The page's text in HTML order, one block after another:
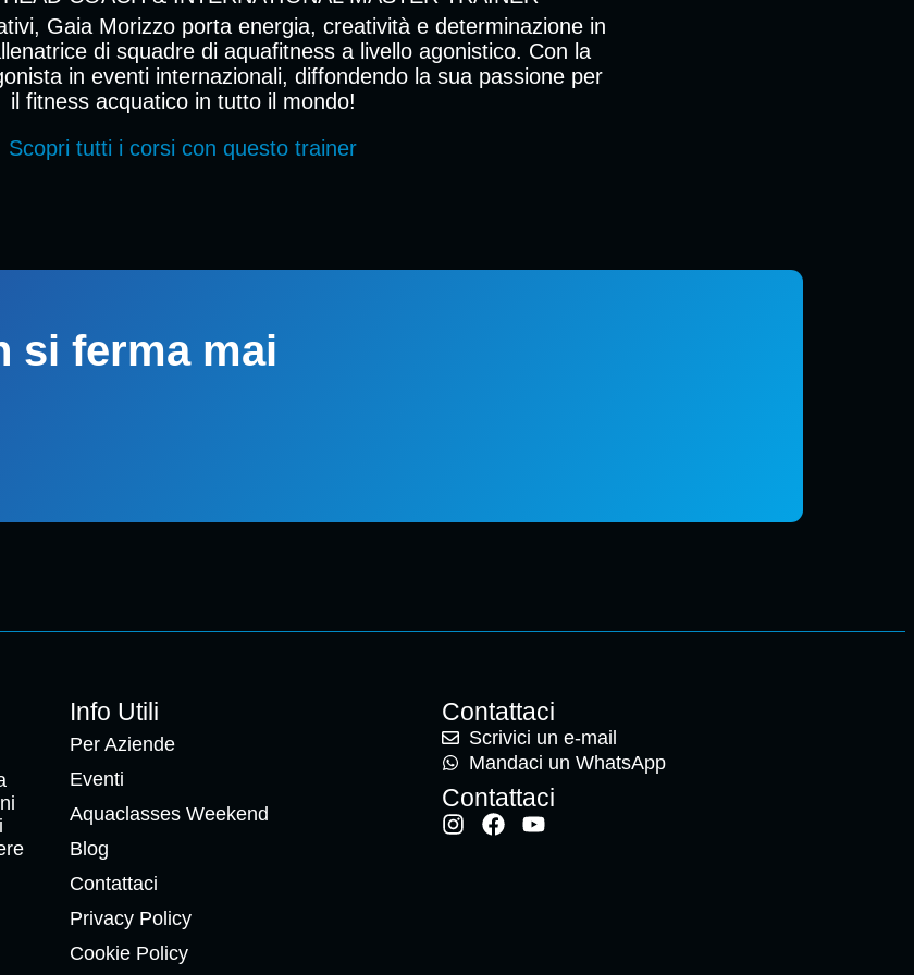
Gaia Morizzo porta energia, creatività e determinazione in
di squadre di aquafitness a livello agonistico. Con la
in eventi internazionali, diffondendo la sua passione per
il fitness acquatico in tutto il mondo!
Scopri tutti i corsi con questo trainer
si ferma mai
Info Utili
Per Aziende
Eventi
Aquaclasses Weekend
Blog
Contattaci
Privacy Policy
Cookie Policy
Contattaci
Scrivici un e-mail
Mandaci un WhatsApp
Contattaci